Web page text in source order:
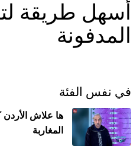
أسهل طريقة
المدفونة
في نفس الفئة
ها علاش الأردن
المغاربة